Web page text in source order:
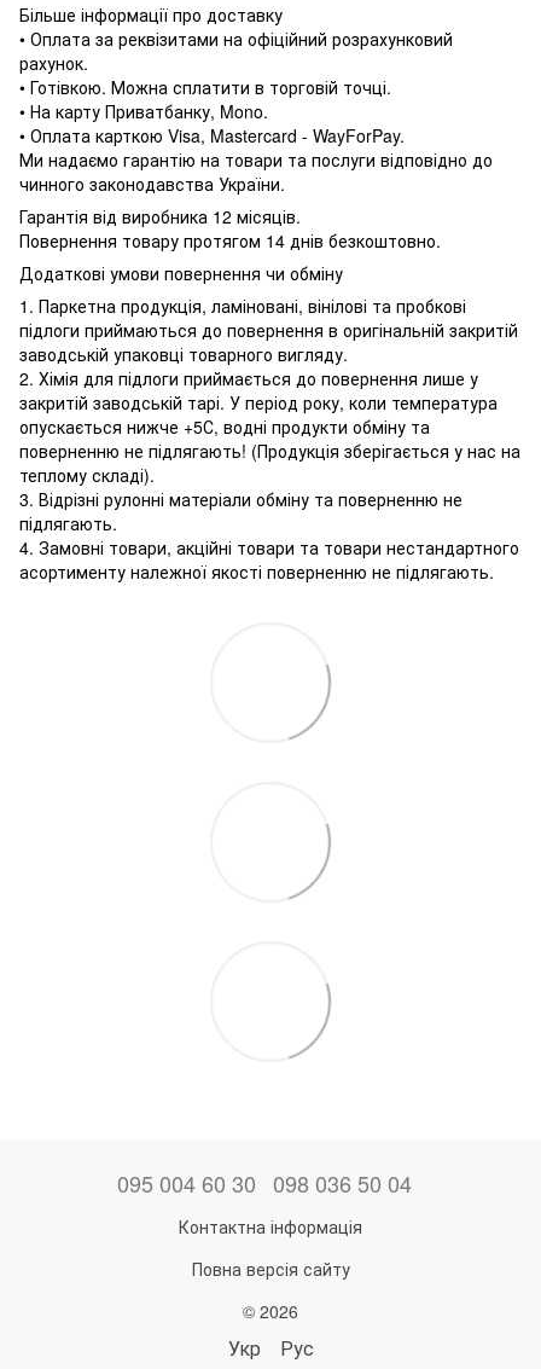
Більше інформації про доставку
• Оплата за реквізитами на офіційний розрахунковий
рахунок.
• Готівкою. Можна сплатити в торговій точці.
• На карту Приватбанку, Mono.
• Оплата карткою Visa, Mastercard - WayForPay.
Ми надаємо гарантію на товари та послуги відповідно до
чинного законодавства України.
Гарантія від виробника 12 місяців.
Повернення товару протягом 14 днів безкоштовно.
Додаткові умови повернення чи обміну
1. Паркетна продукція, ламіновані, вінілові та пробкові
підлоги приймаються до повернення в оригінальній закритій
заводській упаковці товарного вигляду.
2. Хімія для підлоги приймається до повернення лише у
закритій заводській тарі. У період року, коли температура
опускається нижче +5С, водні продукти обміну та
поверненню не підлягають! (Продукція зберігається у нас на
теплому складі).
3. Відрізні рулонні матеріали обміну та поверненню не
підлягають.
4. Замовні товари, акційні товари та товари нестандартного
асортименту належної якості поверненню не підлягають.
095 004 60 30 098 036 50 04
Контактна інформація
Повна версія сайту
© 2026
Укр Рус